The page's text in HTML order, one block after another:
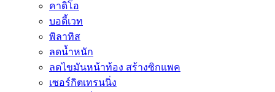
คาดิโอ
บอดี้เวท
พิลาทิส
ลดน้ำหนัก
ลดไขมันหน้าท้อง สร้างซิกแพค
เซอร์กิตเทรนนิ่ง